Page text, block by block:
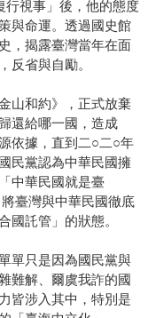
行視事」後，他的態度
與命運。透過國史館
，揭露臺灣當年在面
反省與自勵。
山和約》，正式放棄
還給哪一國，造成
依據，直到二○二○年
民黨認為中華民國擁
中華民國就是臺
臺灣與中華民國徹底
國託管」的狀態。
單只是因為國民黨與
難解、爾虞我詐的國
皆涉入其中，特別是